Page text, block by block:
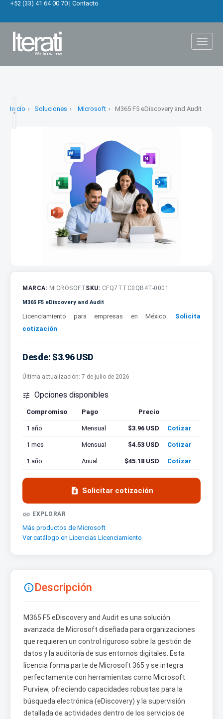
+52 (33) 41 64 00 70 | Contacto
Inicio Soluciones Microsoft M365 F5 eDiscovery and Audit
MARCA: MICROSOFTSKU: CFQ7TTC0QB4T-0001
M365 F5 eDiscovery and Audit
Licenciamiento para empresas en México. Solicita
cotización
Desde: $3.96 USD
Última actualización: 7 de julio de 2026
 Opciones disponibles
Compromiso Pago Precio
1 año
Mensual $3.96 USD Cotizar
1 mes Mensual $4.53 USD Cotizar
1 año Anual $45.18 USD Cotizar
 Solicitar cotización
 EXPLORAR
Más productos de Microsoft
Ver catálogo en Licencias Licenciamiento
Descripción
M365 F5 eDiscovery and Audit es una solución
avanzada de Microsoft diseñada para organizaciones
que requieren un control riguroso sobre la gestión de
datos y la auditoría de sus entornos digitales. Esta
licencia forma parte de Microsoft 365 y se integra
perfectamente con herramientas como Microsoft
Purview, ofreciendo capacidades robustas para la
búsqueda electrónica (eDiscovery) y la supervisión
detallada de actividades dentro de los servicios de